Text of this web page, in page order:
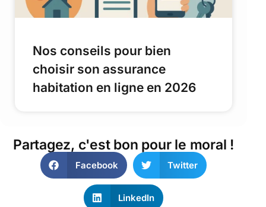
Nos conseils pour bien
choisir son assurance
habitation en ligne en 2026
Partagez, c'est bon pour le moral !
Facebook Twitter
LinkedIn